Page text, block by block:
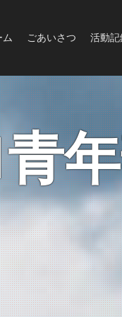
ム ごあいさつ 活動記